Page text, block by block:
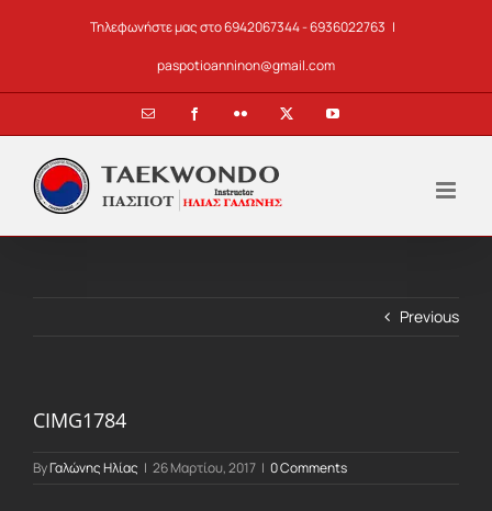
Τηλεφωνήστε μας στο 6942067344 - 6936022763 |
paspotioanninon@gmail.com
Email FacebookFlickr YouTube
Previous
CIMG1784
ByΓαλώνης Ηλίας | 26 Μαρτίου, 2017 | 0 Comments